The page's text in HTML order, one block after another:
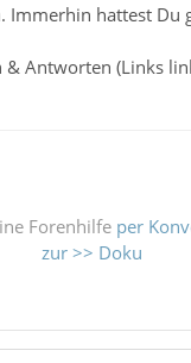
hattest
Antworten (Links
Forenhilfe per
zur >> Doku